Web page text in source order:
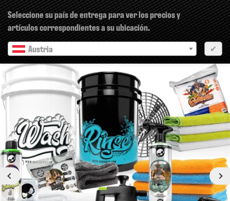
Seleccione su país de entrega para ver los precios y
artículos correspondientes a su ubicación.
Austria
✔
Anterior siguiente